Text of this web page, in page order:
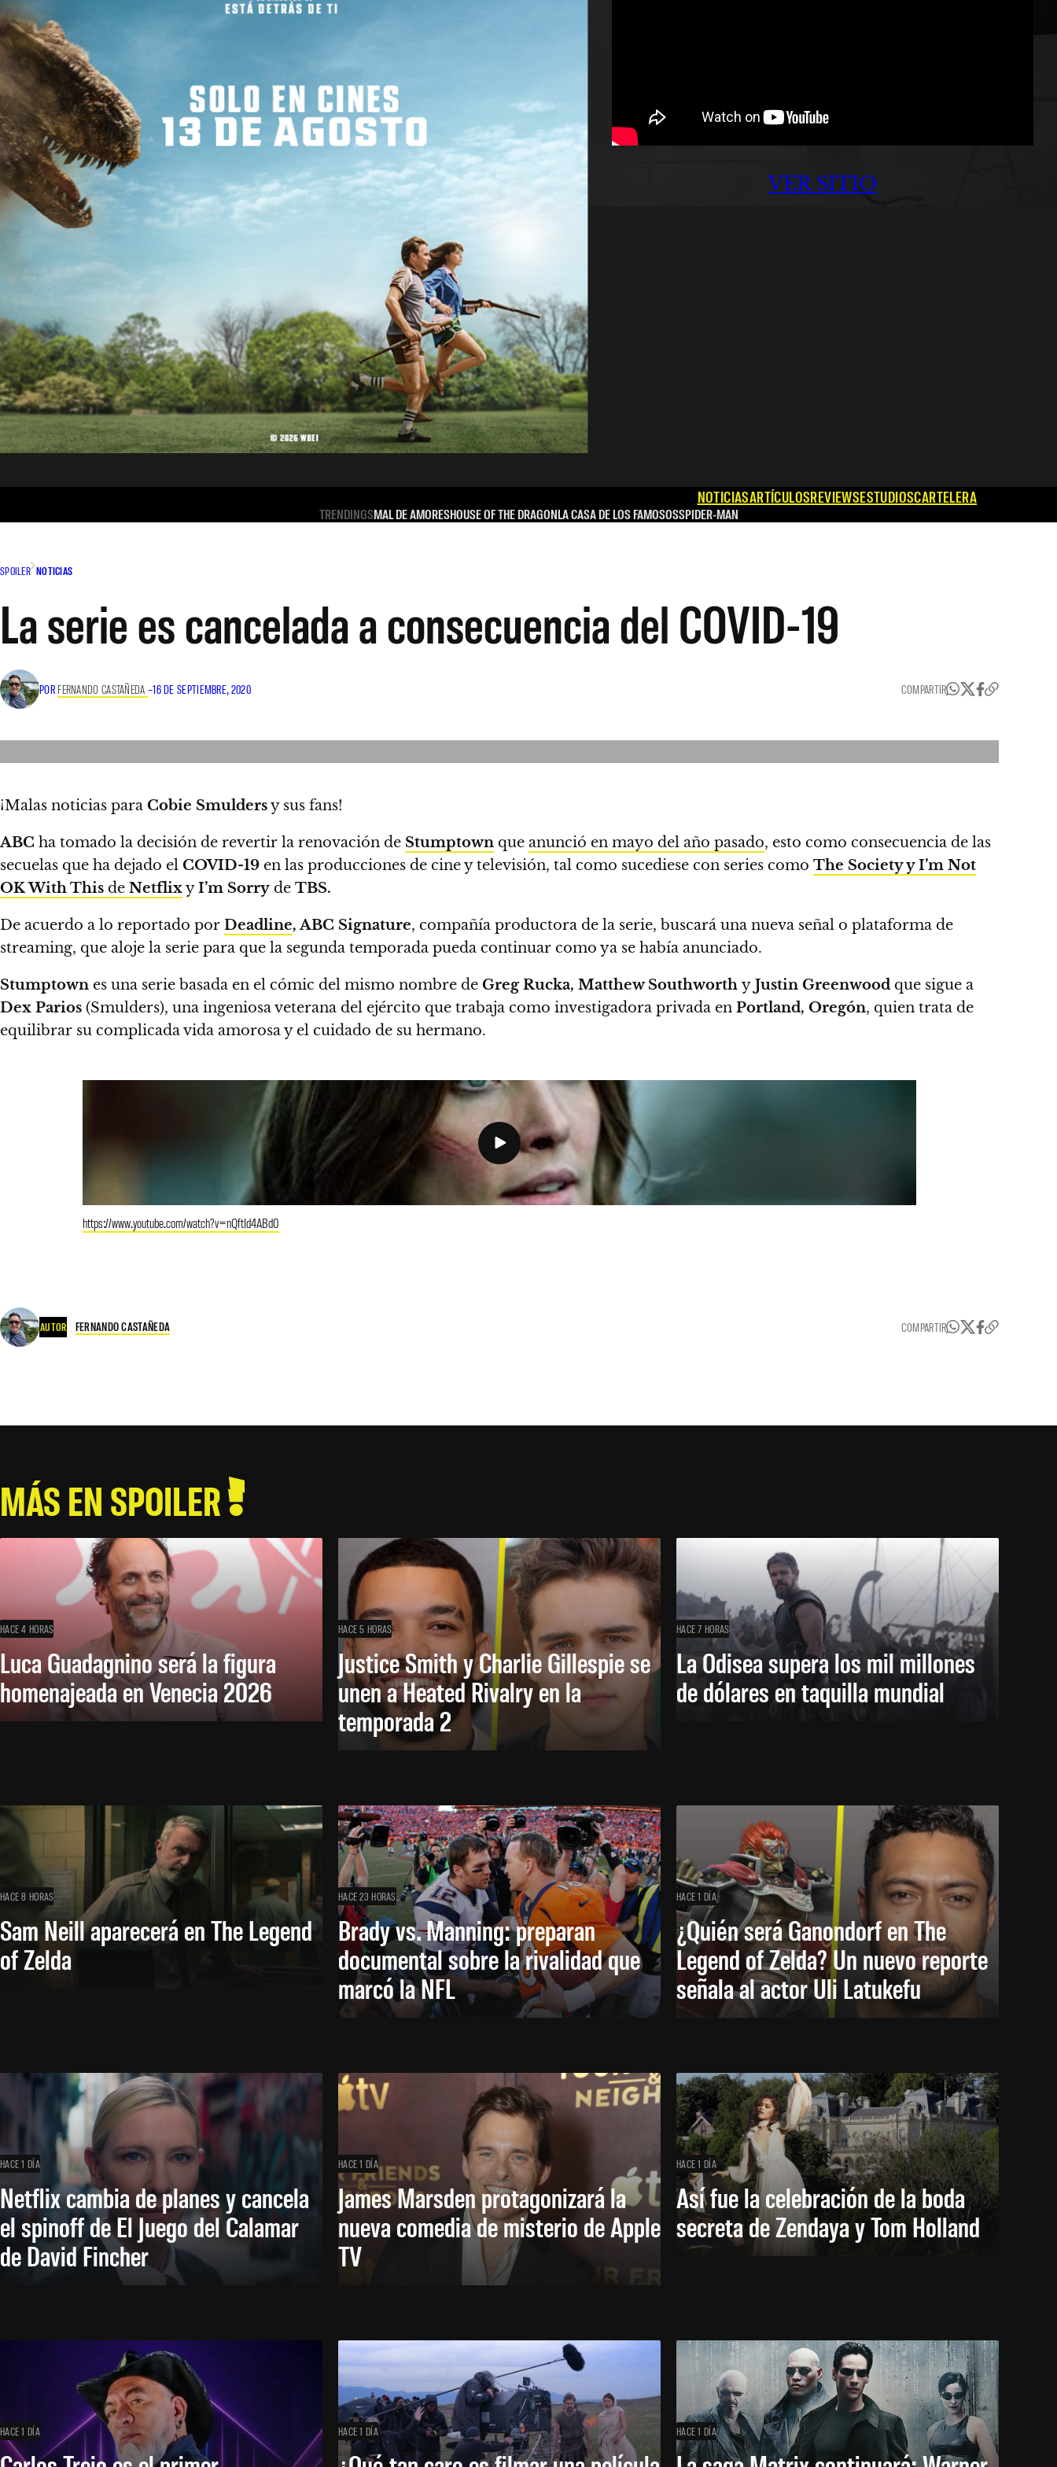
VER SITIO
NOTICIASARTÍCULOSREVIEWSESTUDIOSCARTELERA
TRENDINGSMAL DE AMORESHOUSE OF THE DRAGONLA CASA DE LOS FAMOSOSSPIDER-MAN
SPOILER NOTICIAS
La serie es cancelada a consecuencia del COVID-19
POR FERNANDO CASTAÑEDA –16 DE SEPTIEMBRE, 2020 COMPARTIR
¡Malas noticias para Cobie Smuldersy sus fans!
ABC ha tomado la decisión de revertir la renovación de Stumptown que anunció en mayo del año pasado, esto como consecuencia de las
secuelas que ha dejado el COVID-19 en las producciones de cine y televisión, tal como sucediese con series como The Society y I’m Not
OK With This de NetflixyI’m Sorry de TBS.
De acuerdo a lo reportado por Deadline,ABC Signature, compañía productora de la serie, buscará una nueva señal o plataforma de
streaming, que aloje la serie para que la segunda temporada pueda continuar como ya se había anunciado.
Stumptown es una serie basada en el cómic del mismo nombre de Greg Rucka, Matthew Southworth y Justin Greenwood que sigue a
Dex Parios (Smulders), una ingeniosa veterana del ejército que trabaja como investigadora privada en Portland, Oregón, quien trata de
equilibrar su complicada vida amorosa y el cuidado de su hermano.
https://www.youtube.com/watch?v=nQftId4ABd0
AUTOR FERNANDO CASTAÑEDA COMPARTIR
MÁS EN SPOILER
HACE 4 HORAS
Luca Guadagnino será la figura
homenajeada en Venecia 2026
HACE 5 HORAS
Justice Smith y Charlie Gillespie se
unen a Heated Rivalry en la
temporada 2
HACE 7 HORAS
La Odisea supera los mil millones
de dólares en taquilla mundial
HACE 8 HORAS
Sam Neill aparecerá en The Legend
of Zelda
HACE 23 HORAS
Brady vs. Manning: preparan
documental sobre la rivalidad que
marcó la NFL
HACE 1 DÍA
¿Quién será Ganondorf en The
Legend of Zelda? Un nuevo reporte
señala al actor Uli Latukefu
HACE 1 DÍA
Netflix cambia de planes y cancela
el spinoff de El Juego del Calamar
de David Fincher
HACE 1 DÍA
James Marsden protagonizará la
nueva comedia de misterio de Apple
TV
HACE 1 DÍA
Así fue la celebración de la boda
secreta de Zendaya y Tom Holland
HACE 1 DÍA HACE 1 DÍA HACE 1 DÍA